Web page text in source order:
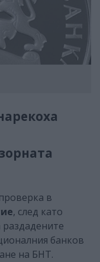
в
, след като
банков
на БНТ.